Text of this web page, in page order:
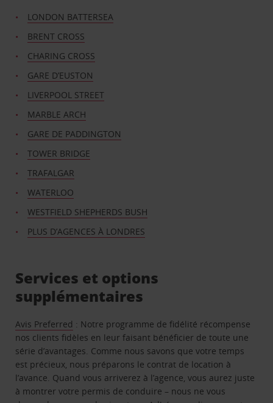
LONDON BATTERSEA
BRENT CROSS
CHARING CROSS
GARE D’EUSTON
LIVERPOOL STREET
MARBLE ARCH
GARE DE PADDINGTON
TOWER BRIDGE
TRAFALGAR
WATERLOO
WESTFIELD SHEPHERDS BUSH
PLUS D’AGENCES À LONDRES
Services et options
supplémentaires
Avis Preferred : Notre programme de fidélité récompense
nos clients fidèles en leur faisant bénéficier de toute une
série d’avantages. Comme nous savons que votre temps
est précieux, nous préparons le contrat de location à
l’avance. Quand vous arriverez à l’agence, vous aurez juste
à montrer votre permis de conduire – nous ne vous